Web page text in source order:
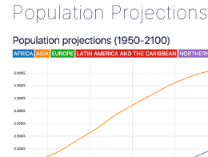
Population Projections